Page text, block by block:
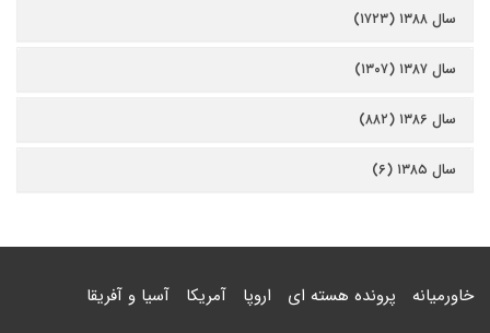
سال ۱۳۸۸ (۱۷۲۳)
سال ۱۳۸۷ (۱۳۰۷)
سال ۱۳۸۶ (۸۸۲)
سال ۱۳۸۵ (۶)
خاورمیانه پرونده هسته ای اروپا آمریکا آسیا و آفریقا